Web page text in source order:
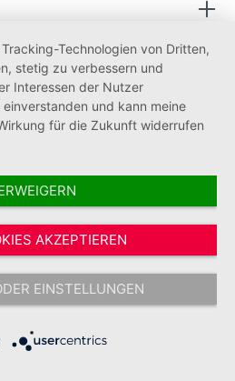
zzgl.Versandkostenund ggf.
wenn nicht anders angegeben.
Unfall-Hilfe e.V. - Alle Rechte
Technologien von Dritten,
stetig zu verbessern und
Interessen der Nutzer
und kann meine
für die Zukunft widerrufen
AKZEPTIEREN
EINSTELLUNGEN